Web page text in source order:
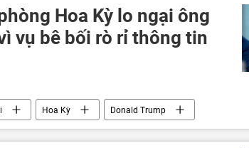
cáo Kiev Zaporozhye
giới
Hoa Kỳ lo ngại ông
vụ bê bối rò rỉ thông tin
Hoa Kỳ
Donald Trump
trưởng Báo chí thế giới